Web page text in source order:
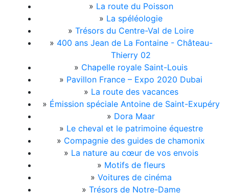
» La route du Poisson
» La spéléologie
» Trésors du Centre-Val de Loire
» 400 ans Jean de La Fontaine - Château-
Thierry 02
» Chapelle royale Saint-Louis
» Pavillon France – Expo 2020 Dubai
» La route des vacances
» Émission spéciale Antoine de Saint-Exupéry
» Dora Maar
» Le cheval et le patrimoine équestre
» Compagnie des guides de chamonix
» La nature au cœur de vos envois
» Motifs de fleurs
» Voitures de cinéma
» Trésors de Notre-Dame